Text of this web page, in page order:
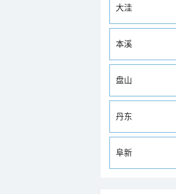
大洼
本溪
盘山
丹东
阜新